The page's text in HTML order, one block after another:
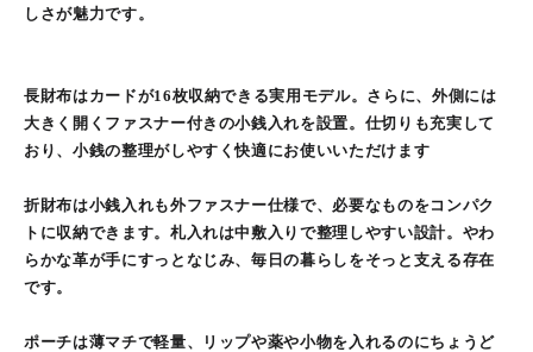
しさが魅力です。
長財布はカードが16枚収納できる実用モデル。さらに、外側には
大きく開くファスナー付きの小銭入れを設置。仕切りも充実して
おり、小銭の整理がしやすく快適にお使いいただけます
折財布は小銭入れも外ファスナー仕様で、必要なものをコンパク
トに収納できます。札入れは中敷入りで整理しやすい設計。やわ
らかな革が手にすっとなじみ、毎日の暮らしをそっと支える存在
です。
ポーチは薄マチで軽量、リップや薬や小物を入れるのにちょうど